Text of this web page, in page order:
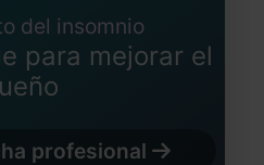
del insomnio
para mejorar el
profesional